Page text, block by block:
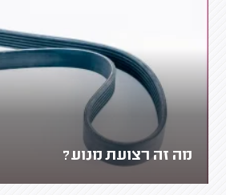
מה זה רצועת מנוע?